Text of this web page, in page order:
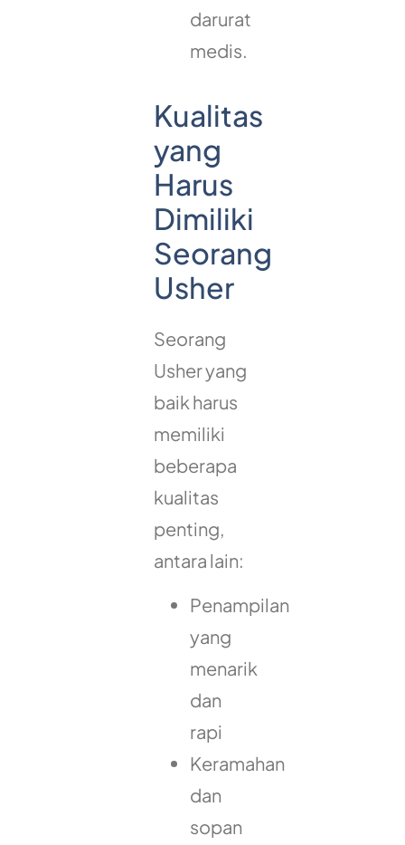
darurat
medis.
Kualitas
yang
Harus
Dimiliki
Seorang
Usher
Seorang
Usher yang
baik harus
memiliki
beberapa
kualitas
penting,
antara lain:
Penampilan
yang
menarik
dan
rapi
Keramahan
dan
sopan